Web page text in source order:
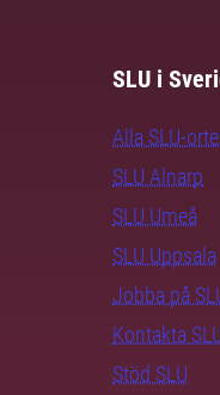
SLU i
Alla SLU-
SLU Alnarp
SLU Umeå
SLU Uppsala
Jobba på
Kontakta
Stöd SLU